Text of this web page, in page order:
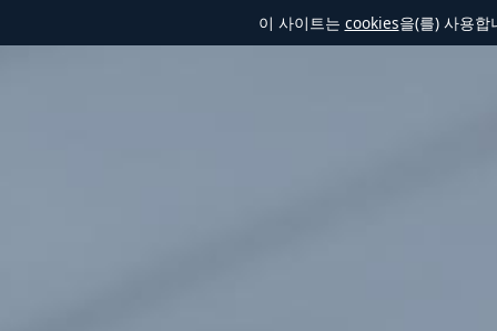
이 사이트는 cookies을(를) 사용